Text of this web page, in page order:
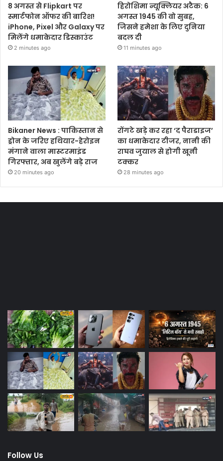
8 अगस्त से Flipkart पर
स्मार्टफोन ऑफर की बारिश!
iPhone, Pixel और Galaxy पर
मिलेंगे धमाकेदार डिस्काउंट
2 minutes ago
हिरोशिमा न्यूक्लियर अटैक: 6
अगस्त 1945 की वो सुबह,
जिसने हमेशा के लिए दुनिया
बदल दी
11 minutes ago
Bikaner News : पाकिस्तान से
ड्रोन के जरिए हथियार-हेरोइन
मंगाने वाला मास्टरमाइंड
गिरफ्तार, अब खुलेंगे बड़े राज
20 minutes ago
रोंगटे खड़े कर रहा ‘द पैराडाइज’
का धमाकेदार टीजर, नानी की
राघव जुयाल से होगी खूनी
टक्कर
28 minutes ago
Follow Us